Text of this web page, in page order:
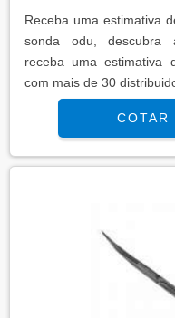
Receba uma estimativa
sonda odu, descubra
receba uma estimativa
com mais de 30
COTAR